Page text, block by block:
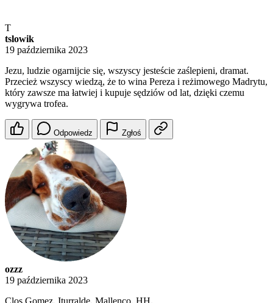
T
tslowik
19 października 2023
Jezu, ludzie ogarnijcie się, wszyscy jesteście zaślepieni, dramat.
Przecież wszyscy wiedzą, że to wina Pereza i reżimowego Madrytu,
który zawsze ma łatwiej i kupuje sędziów od lat, dzięki czemu
wygrywa trofea.
Odpowiedz Zgłoś
ozzz
19 października 2023
Clos Gomez, Iturralde, Mallenco, HH.